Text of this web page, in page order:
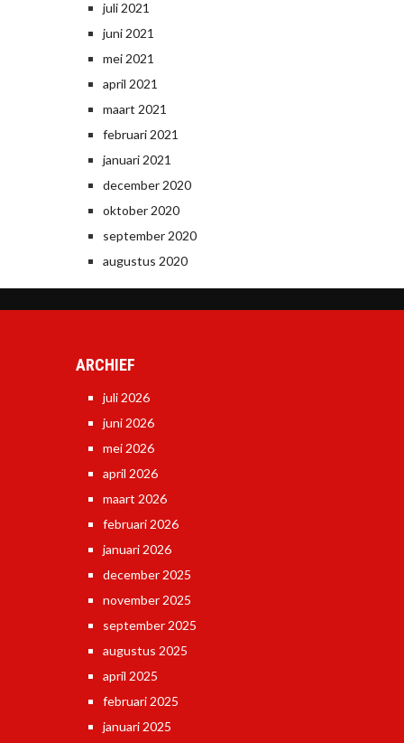
juli 2021
juni 2021
mei 2021
april 2021
maart 2021
februari 2021
januari 2021
december 2020
oktober 2020
september 2020
augustus 2020
ARCHIEF
juli 2026
juni 2026
mei 2026
april 2026
maart 2026
februari 2026
januari 2026
december 2025
november 2025
september 2025
augustus 2025
april 2025
februari 2025
januari 2025